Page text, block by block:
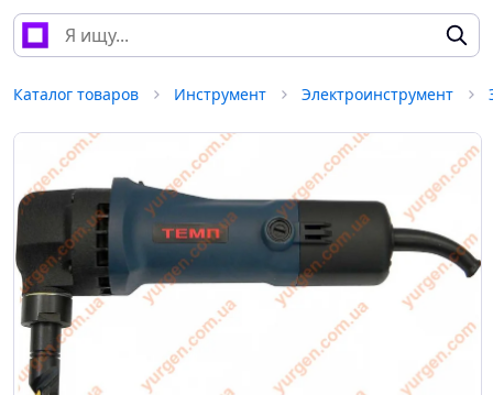
Каталог товаров Инструмент Электроинструмент